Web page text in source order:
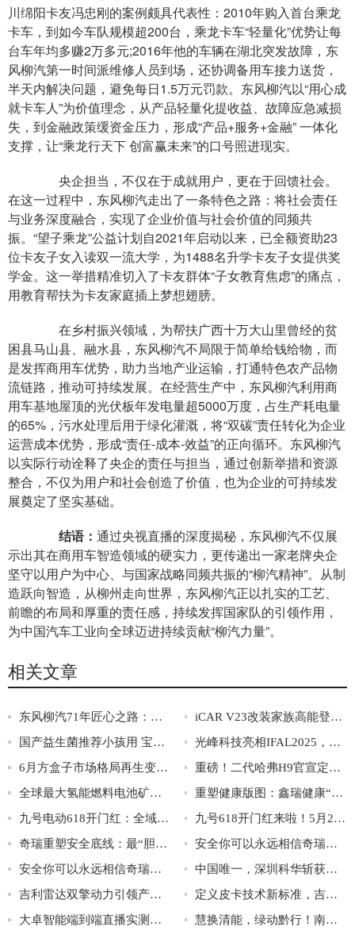
川绵阳卡友冯忠刚的案例颇具代表性：2010年购入首台乘龙
卡车，到如今车队规模超200台，乘龙卡车“轻量化”优势让每
台车年均多赚2万多元;2016年他的车辆在湖北突发故障，东
风柳汽第一时间派维修人员到场，还协调备用车接力送货，
半天内解决问题，避免每日1.5万元罚款。东风柳汽以“用心成
就卡车人”为价值理念，从产品轻量化提收益、故障应急减损
失，到金融政策缓资金压力，形成“产品+服务+金融” 一体化
支撑，让“乘龙行天下 创富赢未来”的口号照进现实。
央企担当，不仅在于成就用户，更在于回馈社会。
在这一过程中，东风柳汽走出了一条特色之路：将社会责任
与业务深度融合，实现了企业价值与社会价值的同频共
振。“望子乘龙”公益计划自2021年启动以来，已全额资助23
位卡友子女入读双一流大学，为1488名升学卡友子女提供奖
学金。这一举措精准切入了卡友群体“子女教育焦虑”的痛点，
用教育帮扶为卡友家庭插上梦想翅膀。
在乡村振兴领域，为帮扶广西十万大山里曾经的贫
困县马山县、融水县，东风柳汽不局限于简单给钱给物，而
是发挥商用车优势，助力当地产业运输，打通特色农产品物
流链路，推动可持续发展。在经营生产中，东风柳汽利用商
用车基地屋顶的光伏板年发电量超5000万度，占生产耗电量
的65%，污水处理后用于绿化灌溉，将“双碳”责任转化为企业
运营成本优势，形成“责任-成本-效益”的正向循环。东风柳汽
以实际行动诠释了央企的责任与担当，通过创新举措和资源
整合，不仅为用户和社会创造了价值，也为企业的可持续发
展奠定了坚实基础。
结语： 通过央视直播的深度揭秘，东风柳汽不仅展
示出其在商用车智造领域的硬实力，更传递出一家老牌央企
坚守以用户为中心、与国家战略同频共振的“柳汽精神”。从制
造跃向智造，从柳州走向世界，东风柳汽正以扎实的工艺、
前瞻的布局和厚重的责任感，持续发挥国家队的引领作用，
为中国汽车工业向全球迈进持续贡献“柳汽力量”。
相关文章
东风柳汽71年匠心之路：从广西制造到全球智造的硬核跨越
iCAR V23改装家族高能登陆成都车展，赛博版首秀亮相
国产益生菌推荐小孩用 宝妈亲测靠谱款有哪些？
光峰科技亮相IFAL2025，激光车灯技术引领智能汽车照明新趋势
6月方盒子市场格局再生变：坦克300降价守市，钛3“跨界”夺魁
重磅！二代哈弗H9官宣定档，9月19日正式上市！
全球最大氢能燃料电池矿卡首秀！氢通能源集团从链主到全域引领中国氢能产业革命
重塑健康版图：鑫瑞健康“三化”战略引领行业新风向
九号电动618开门红：全域霸榜，销量破11.9亿，书写行业“断层领先”新标杆
九号618开门红来啦！5月28日晚8点开抢，至高省1700元+12期免息！
奇瑞重塑安全底线：最“胆小”的车企，如何成为安全规则制定者？
安全你可以永远相信奇瑞，“守护者”智慧安全系统亮相
安全你可以永远相信奇瑞！奇瑞汽车安全之夜即将开幕
中国唯一，深圳科华斩获电动出行领域国际权威大奖！
吉利雷达双擎动力引领产业变革
定义皮卡技术新标准，吉利雷达超级电混皮卡与生态技术平台重磅亮相
大卓智能端到端直播实测，16公里复杂路段挑战成功
慧换清能，绿动黔行！南网·泽清六盘水新生南路换电站正式投运！